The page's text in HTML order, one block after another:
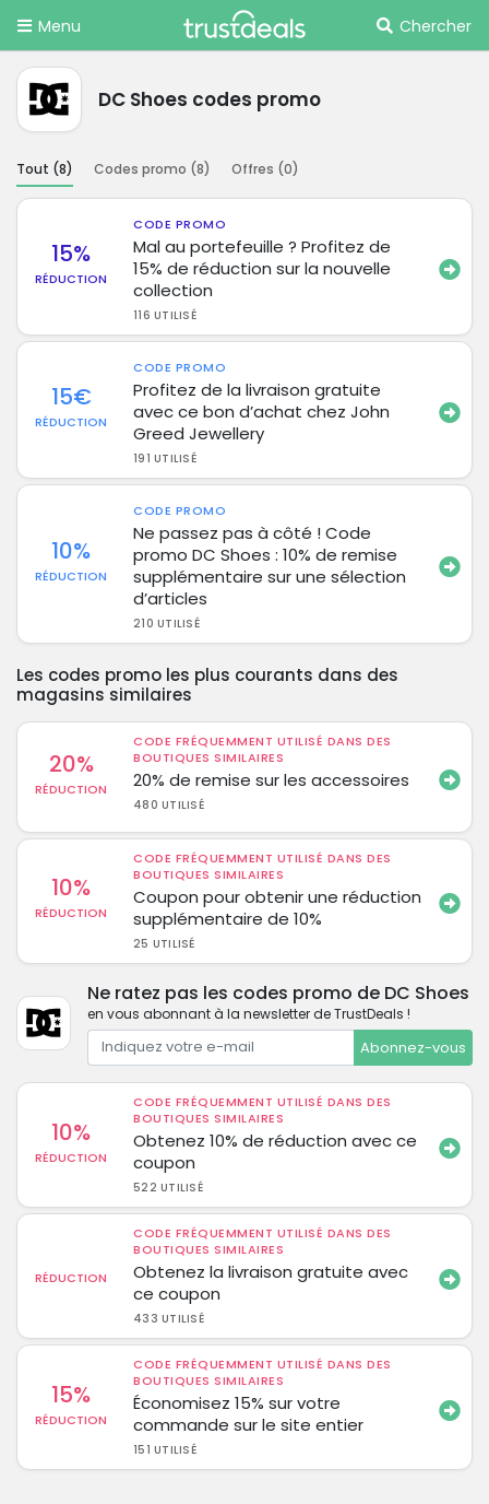
Menu Chercher
DC Shoes codes promo
Tout (8) Codes promo (8) Offres (0)
15%
RÉDUCTION
CODE PROMO
Mal au portefeuille ? Profitez de
15% de réduction sur la nouvelle
collection
116 UTILISÉ
15€
RÉDUCTION
CODE PROMO
Profitez de la livraison gratuite
avec ce bon d’achat chez John
Greed Jewellery
191 UTILISÉ
10%
RÉDUCTION
CODE PROMO
Ne passez pas à côté ! Code
promo DC Shoes : 10% de remise
supplémentaire sur une sélection
d’articles
210 UTILISÉ
Les codes promo les plus courants dans des
magasins similaires
20%
RÉDUCTION
CODE FRÉQUEMMENT UTILISÉ DANS DES
BOUTIQUES SIMILAIRES
20% de remise sur les accessoires
480 UTILISÉ
10%
RÉDUCTION
CODE FRÉQUEMMENT UTILISÉ DANS DES
BOUTIQUES SIMILAIRES
Coupon pour obtenir une réduction
supplémentaire de 10%
25 UTILISÉ
Ne ratez pas les codes promo de DC Shoes
en vous abonnant à la newsletter de TrustDeals !
Abonnez-vous
10%
RÉDUCTION
CODE FRÉQUEMMENT UTILISÉ DANS DES
BOUTIQUES SIMILAIRES
Obtenez 10% de réduction avec ce
coupon
522 UTILISÉ
RÉDUCTION
CODE FRÉQUEMMENT UTILISÉ DANS DES
BOUTIQUES SIMILAIRES
Obtenez la livraison gratuite avec
ce coupon
433 UTILISÉ
15%
RÉDUCTION
CODE FRÉQUEMMENT UTILISÉ DANS DES
BOUTIQUES SIMILAIRES
Économisez 15% sur votre
commande sur le site entier
151 UTILISÉ